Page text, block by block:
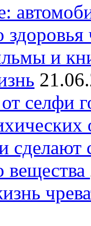
здоровья
и
селфи
вещества